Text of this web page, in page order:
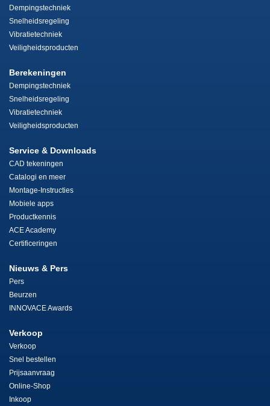
Dempingstechniek
Snelheidsregeling
Vibratietechniek
Veiligheidsproducten
Berekeningen
Dempingstechniek
Snelheidsregeling
Vibratietechniek
Veiligheidsproducten
Service & Downloads
CAD tekeningen
Catalogi en meer
Montage-Instructies
Mobiele apps
Productkennis
ACE Academy
Certificeringen
Nieuws & Pers
Pers
Beurzen
INNOVACE Awards
Verkoop
Verkoop
Snel bestellen
Prijsaanvraag
Online-Shop
Inkoop